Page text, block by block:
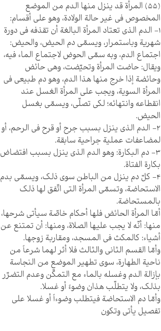
(55) المرأة قد ينزل منها الدم من الموضع
المخصوص في غير حالة الولادة، وهو على أقسام:
1- الدم الذي تعتاد المرأة البالغة أن تقذفه في دورة
شهرية وباستمرار، ويسمّى دم الحيض، والحيض:
اجتماع الدم، وبه سمّي الحوض لاجتماع الماء فيه،
ويقال: حاضت المرأة وتحيّضت، وهي حائض
وحائضة إذا خرج منها هذا الدم، وهو دم طبيعي في
المرأة السوية، ويجب على المرأة الغسل عند
انقطاعه وانتهائه؛ لكي تصلّي، ويسمّى بغسل
الحيض.
2- الدم الذي ينزل بسبب جرح أو قرح في الرحم، أو
لمضاعفات عملية جراحية سابقة.
3- دم البكارة: وهو الدم الذي ينزل بسبب افتضاض
بكارة الفتاة.
4- كلّ دم ينزل من الباطن سوى ذلك، ويسمّى بدم
الاستحاضة، وتسمّى المرأة التي اتّفق لها ذلك
بالمستحاضة.
أمّا المرأة الحائض فلها أحكام خاصّة سيأتي شرحها،
منها: أنّه لا يجب عليها الصلاة، ومنها: أن تمتنع عن
أشياء: كالمكث في المسجد، ومقاربة زوجها.
وأمّا القسم الثاني والثالث فلا أثر لهما شرعاً من
ناحية الطهارة، سوى تطهير الموضع من النجاسة
بإزالة الدم وغسله بالماء مع التمكّن وعدم التضرّر
بذلك، ولا يتطلّب هذان وضوءً أو غسلا.
وأمّا دم الاستحاضة فيتطلب وضوءاً أو غسلا على
تفصيل يأتي وتكون‏